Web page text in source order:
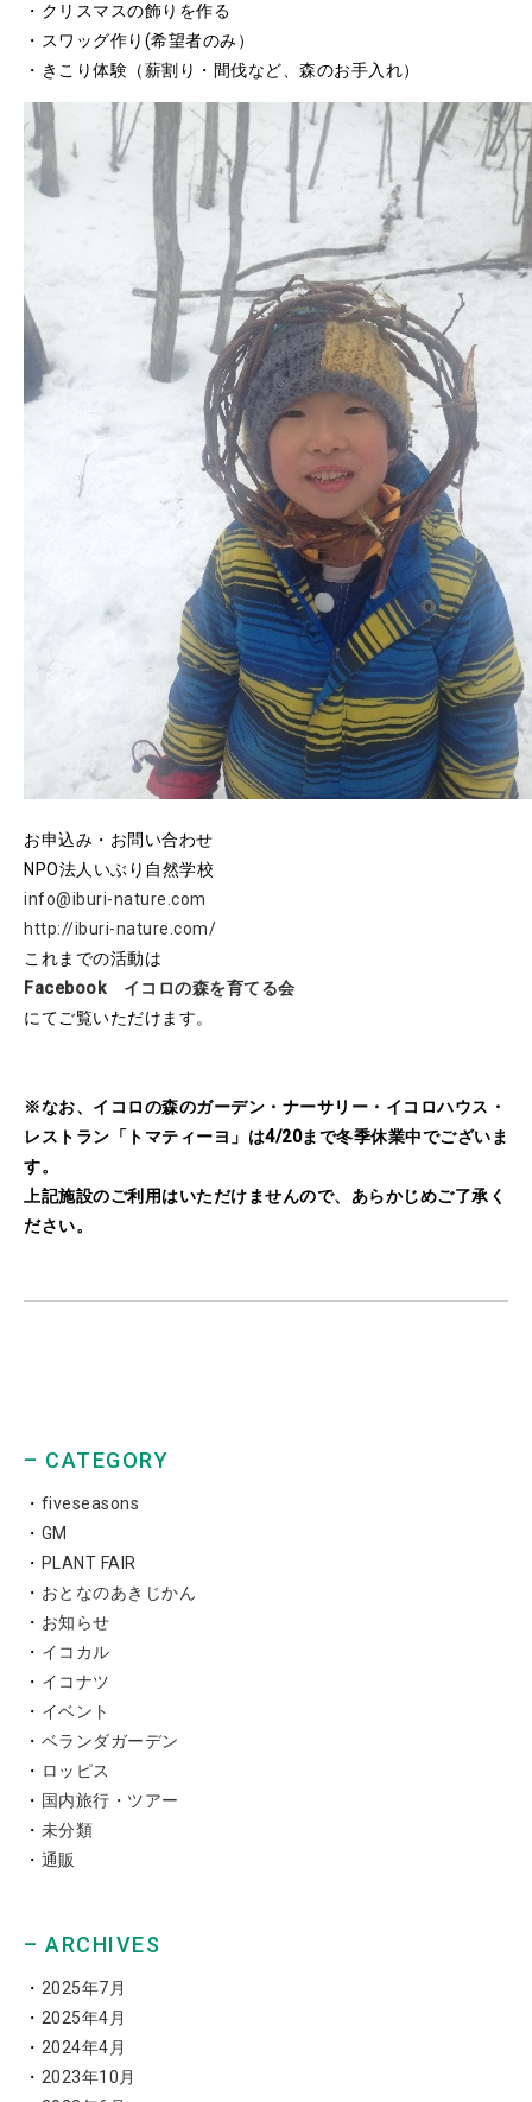
・クリスマスの飾りを作る
・スワッグ作り(希望者のみ）
・きこり体験（薪割り・間伐など、森のお手入れ）
お申込み・お問い合わせ
NPO法人いぶり自然学校
info@iburi-nature.com
http://iburi-nature.com/
これまでの活動は
Facebook イコロの森を育てる会
にてご覧いただけます。
※なお、イコロの森のガーデン・ナーサリー・イコロハウス・
レストラン「トマティーヨ」は4/20まで冬季休業中でございま
す。
上記施設のご利用はいただけませんので、あらかじめご了承く
ださい。
– CATEGORY
fiveseasons
GM
PLANT FAIR
おとなのあきじかん
お知らせ
イコカル
イコナツ
イベント
ベランダガーデン
ロッピス
国内旅行・ツアー
未分類
通販
– ARCHIVES
2025年7月
2025年4月
2024年4月
2023年10月